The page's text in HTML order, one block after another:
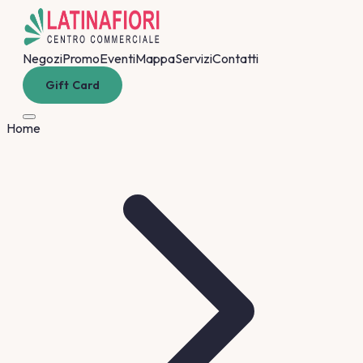
NegoziPromoEventiMappaServiziContatti
Gift Card
Home